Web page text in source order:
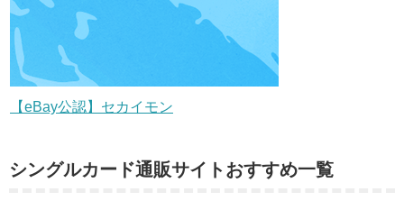
【eBay公認】セカイモン
シングルカード通販サイトおすすめ一覧